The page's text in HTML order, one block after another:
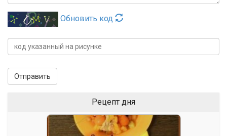
Обновить код
Отправить
Рецепт дня